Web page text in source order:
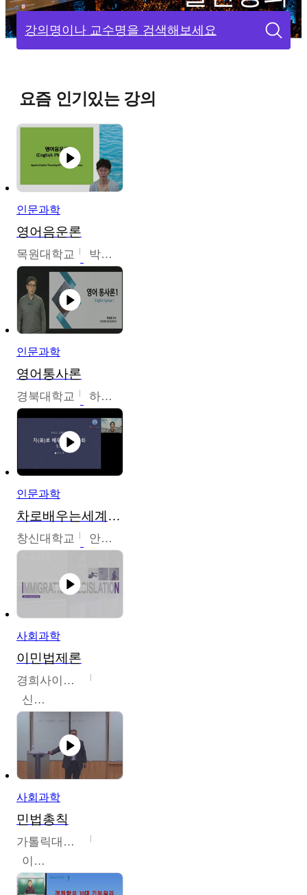
강의명이나 교수명을 검색해보세요
요즘 인기있는 강의
인문과학
영어음운론
목원대학교 박미숙
인문과학
영어통사론
경북대학교 하승완
인문과학
차로배우는세계문화
창신대학교 안소영
사회과학
이민법제론
경희사이버대학교
신광수
사회과학
민법총칙
가톨릭대학교
이홍민